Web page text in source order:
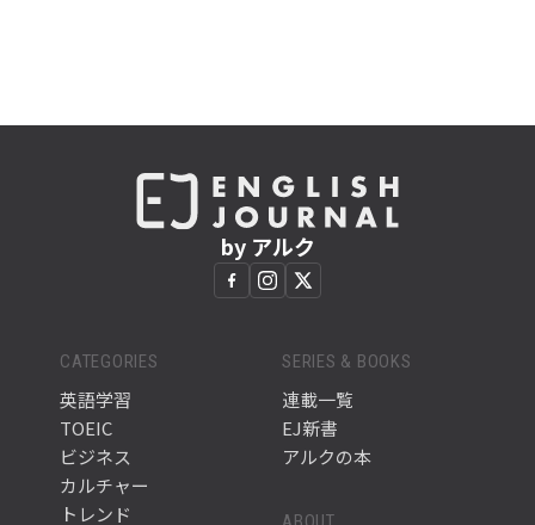
by アルク
CATEGORIES
英語学習
TOEIC
ビジネス
カルチャー
トレンド
SERIES & BOOKS
連載一覧
EJ新書
アルクの本